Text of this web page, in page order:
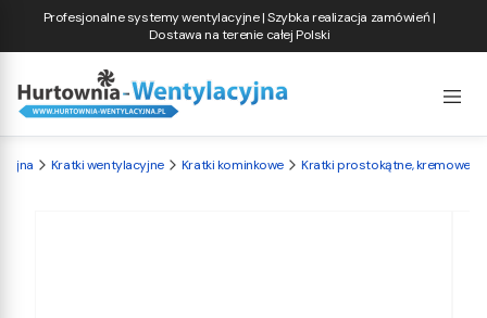
Profesjonalne systemy wentylacyjne | Szybka realizacja zamówień |
Dostawa na terenie całej Polski
Kratki wentylacyjne Kratki kominkowe Kratki prostokątne, kremowe